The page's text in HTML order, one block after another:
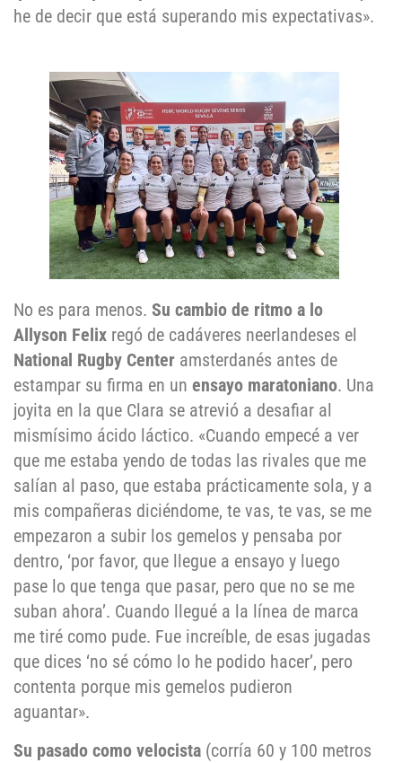
he de decir que está superando mis expectativas».
No es para menos. Su cambio de ritmo a lo
Allyson Felix regó de cadáveres neerlandeses el
National Rugby Center amsterdanés antes de
estampar su firma en un ensayo maratoniano. Una
joyita en la que Clara se atrevió a desafiar al
mismísimo ácido láctico. «Cuando empecé a ver
que me estaba yendo de todas las rivales que me
salían al paso, que estaba prácticamente sola, y a
mis compañeras diciéndome, te vas, te vas, se me
empezaron a subir los gemelos y pensaba por
dentro, ‘por favor, que llegue a ensayo y luego
pase lo que tenga que pasar, pero que no se me
suban ahora’. Cuando llegué a la línea de marca
me tiré como pude. Fue increíble, de esas jugadas
que dices ‘no sé cómo lo he podido hacer’, pero
contenta porque mis gemelos pudieron
aguantar».
Su pasado como velocista (corría 60 y 100 metros